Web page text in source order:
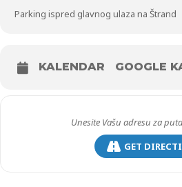
Parking ispred glavnog ulaza na Štrand
KALENDAR GOOGLE
GET